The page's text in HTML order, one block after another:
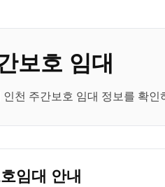
보호 임대
인천 주간보호 임대 정보를 확
임대 안내